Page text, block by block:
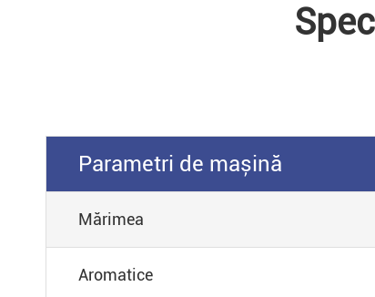
Parametri de mașină
Mărimea
Aromatice